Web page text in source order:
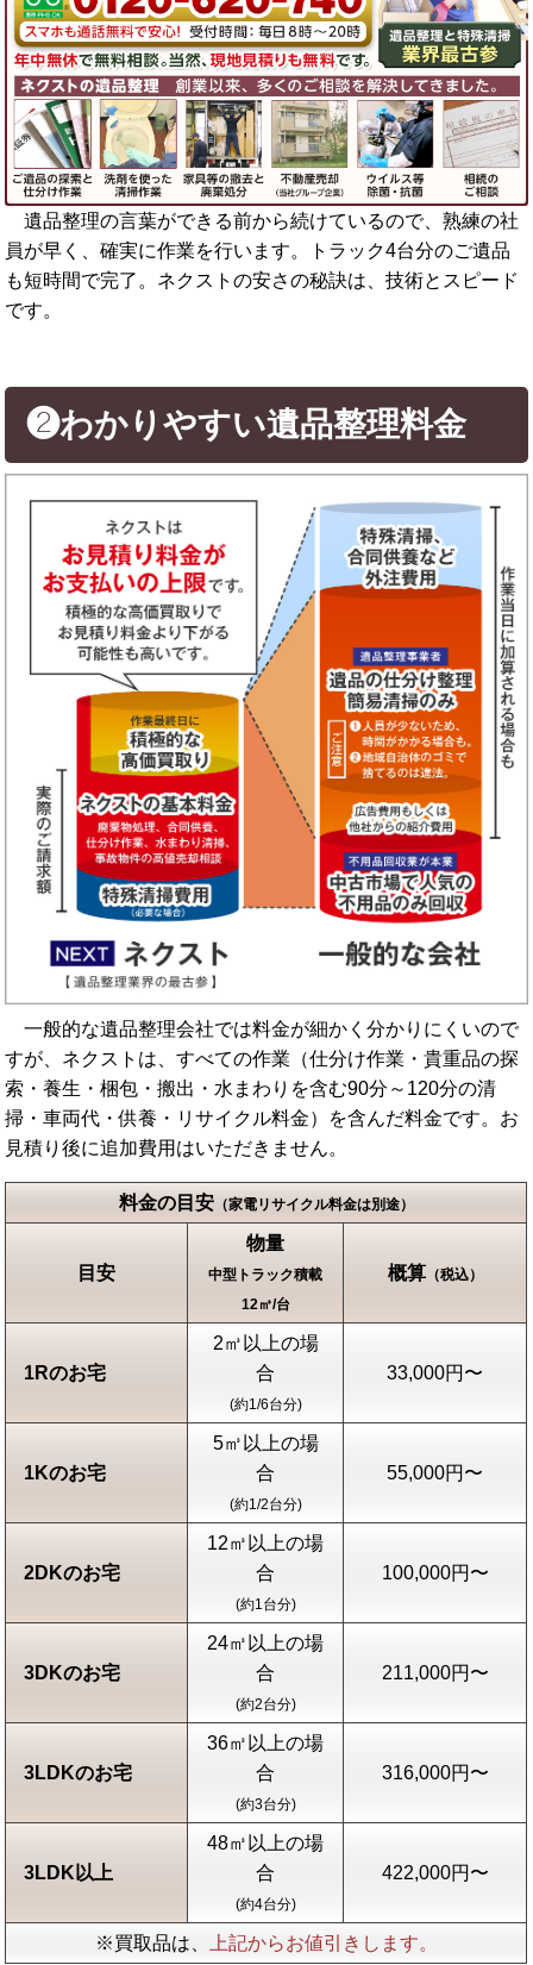
遺品整理の言葉ができる前から続けているので、熟練の社
員が早く、確実に作業を行います。トラック4台分のご遺品
も短時間で完了。ネクストの安さの秘訣は、技術とスピード
です。
❷わかりやすい遺品整理料金
一般的な遺品整理会社では料金が細かく分かりにくいので
すが、ネクストは、すべての作業（仕分け作業・貴重品の探
索・養生・梱包・搬出・水まわりを含む90分～120分の清
掃・車両代・供養・リサイクル料金）を含んだ料金です。お
見積り後に追加費用はいただきません。
料金の目安（家電リサイクル料金は別途）
目安
物量
中型トラック積載
12㎥/台
概算（税込）
1Rのお宅
2㎥以上の場
合
(約1/6台分)
33,000円〜
1Kのお宅
5㎥以上の場
合
(約1/2台分)
55,000円〜
2DKのお宅
12㎥以上の場
合
(約1台分)
100,000円〜
3DKのお宅
24㎥以上の場
合
(約2台分)
211,000円〜
3LDKのお宅
36㎥以上の場
合
(約3台分)
316,000円〜
3LDK以上
48㎥以上の場
合
(約4台分)
422,000円〜
※買取品は、 上記からお値引きします。